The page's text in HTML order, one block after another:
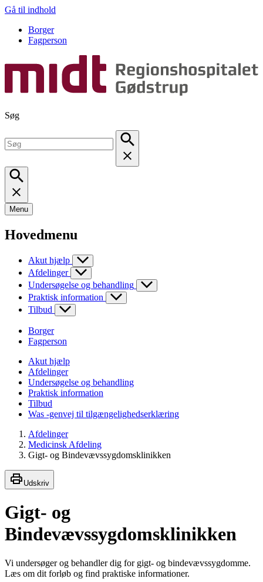
Gå til indhold
Borger
Fagperson
Søg
Menu
Hovedmenu
Akut hjælp
Afdelinger
Undersøgelse og behandling
Praktisk information
Tilbud
Borger
Fagperson
Akut hjælp
Afdelinger
Undersøgelse og behandling
Praktisk information
Tilbud
Was -genvej til tilgængelighedserklæring
Afdelinger
Medicinsk Afdeling
Gigt- og Bindevævssygdomsklinikken
Udskriv
Gigt- og
Bindevævssygdomsklinikken
Vi undersøger og behandler dig for gigt- og bindevævssygdomme.
Læs om dit forløb og find praktiske informationer.